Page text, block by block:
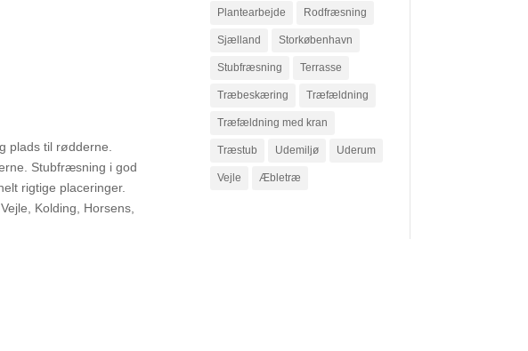
plads til rødderne.
Stubfræsning i god
rigtige placeringer.
Kolding, Horsens,
Plantearbejde Rodfræsning
Sjælland Storkøbenhavn
Stubfræsning Terrasse
Træbeskæring Træfældning
Træfældning med kran
Træstub Udemiljø Uderum
Vejle Æbletræ